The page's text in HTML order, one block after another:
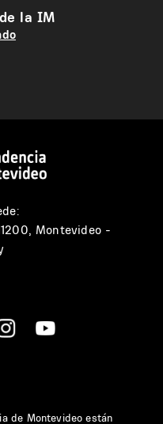
la IM
Montevideo -
de Montevideo están